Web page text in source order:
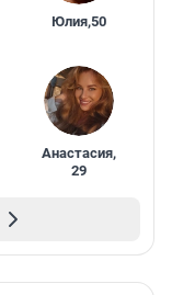
Юлия,50
Анастасия,
29